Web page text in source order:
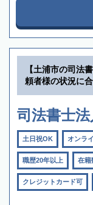
【土浦市の司法
頼者様の状況に
司法書士
土日祝OK オンラ
職歴20年以上 在籍
クレジットカード可